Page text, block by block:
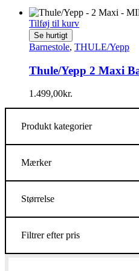
Tilføj til kurv
Se hurtigt
Barnestole, THULE/Yepp
Thule/Yepp 2 Maxi
1.499,00kr.
Produkt kategorier
Mærker
Størrelse
Filtrer efter pris